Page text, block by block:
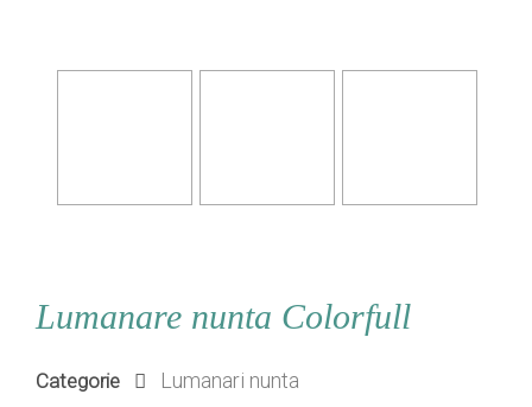
Lumanare nunta Colorfull
Categorie Lumanari nunta